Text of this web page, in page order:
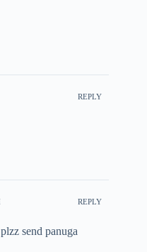
REPLY
REPLY
send panuga